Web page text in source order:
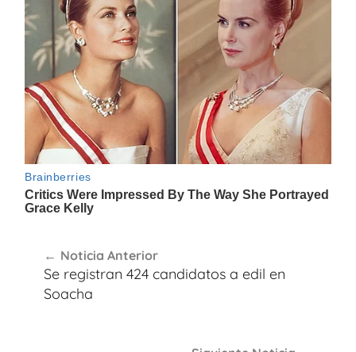
de
entradas
Noticia Anterior
Se registran 424 candidatos a edil en
Soacha